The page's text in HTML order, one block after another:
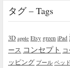
タグ – Tags
3D apple Etsy green iPad
ース コンセプト コ
ッピング プール ベッド